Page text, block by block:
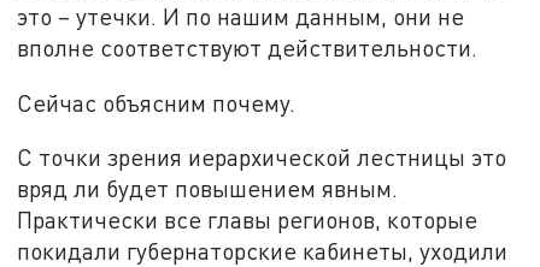
это – утечки. И по нашим данным, они не
вполне соответствуют действительности.
Сейчас объясним почему.
С точки зрения иерархической лестницы это
вряд ли будет повышением явным.
Практически все главы регионов, которые
покидали губернаторские кабинеты, уходили